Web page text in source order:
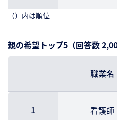
（）内は順位
親の希望トップ5（回答数
職業名
1 看護師